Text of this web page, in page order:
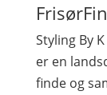
Styling By
er en
finde og